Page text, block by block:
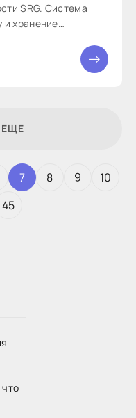
SRG. Система
и хранение
ЕЩЕ
7 8 9
10
45